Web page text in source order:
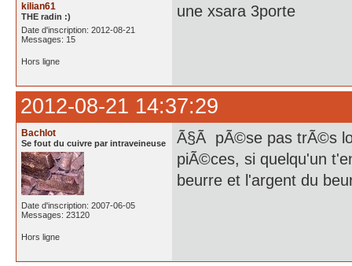
kilian61
THE radin :)
Date d'inscription: 2012-08-21
Messages: 15
une xsara 3porte
Hors ligne
2012-08-21 14:37:29
Bachlot
Se fout du cuivre par intraveineuse
Date d'inscription: 2007-06-05
Messages: 23120
Ã§Ã pÃ©se pas trÃ©s
piÃ©ces, si quelqu'un
beurre et l'argent du
Hors ligne